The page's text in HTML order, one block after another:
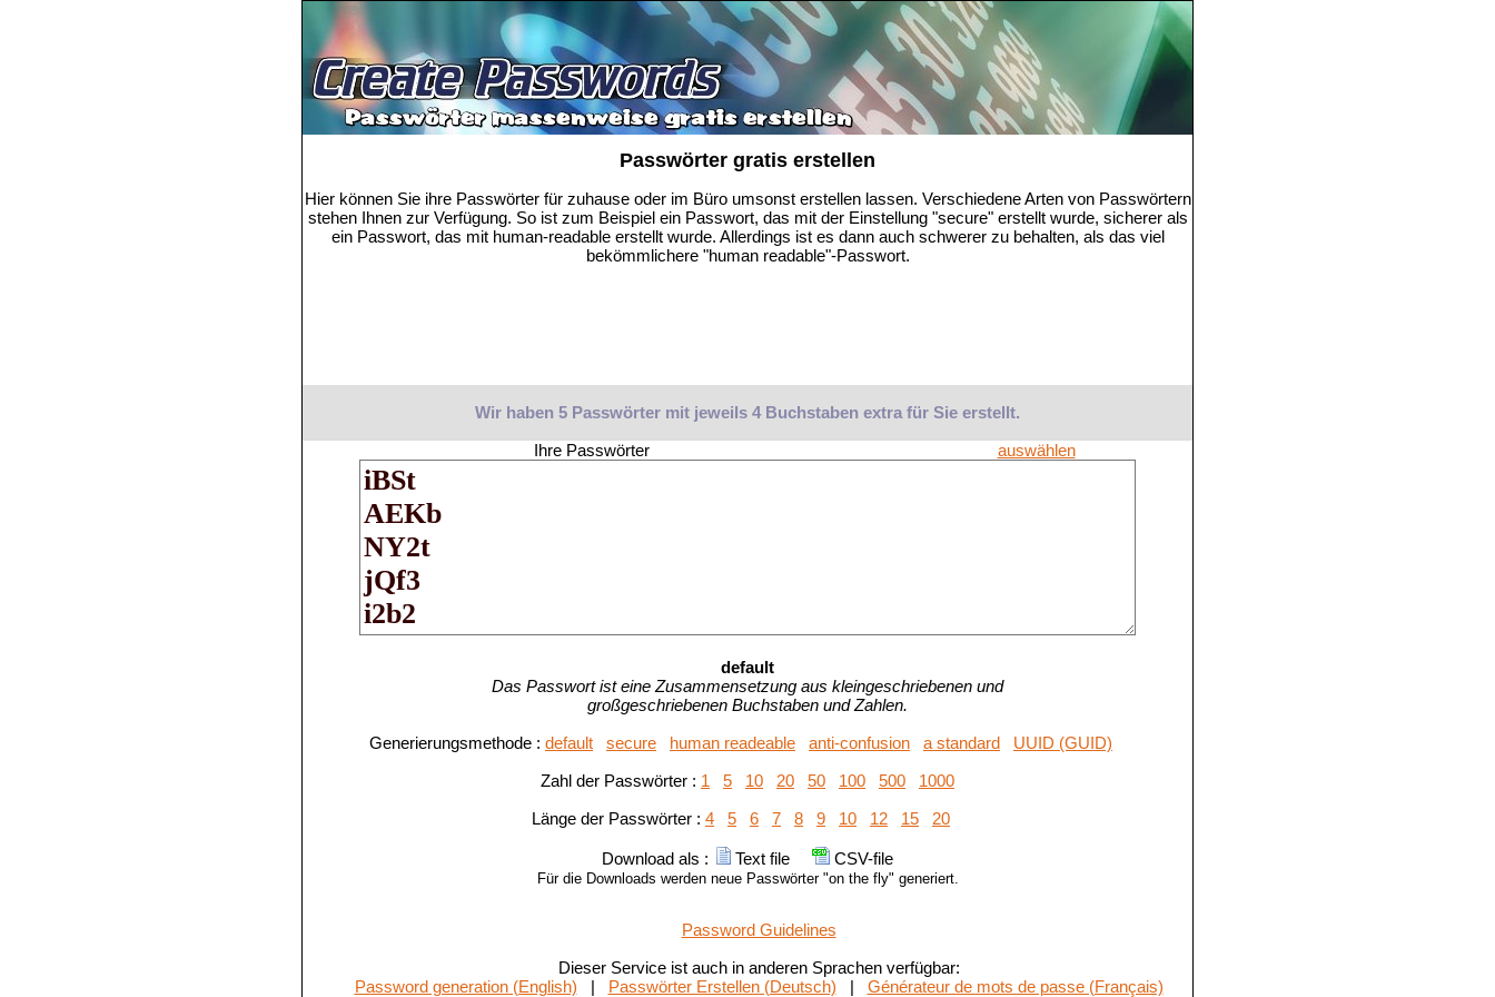
Passwörter gratis erstellen
Hier können Sie ihre Passwörter für zuhause oder im Büro umsonst erstellen lassen. Verschiedene Arten von Passwörtern
stehen Ihnen zur Verfügung. So ist zum Beispiel ein Passwort, das mit der Einstellung "secure" erstellt wurde, sicherer als
ein Passwort, das mit human-readable erstellt wurde. Allerdings ist es dann auch schwerer zu behalten, als das viel
bekömmlichere "human readable"-Passwort.
Wir haben 5 Passwörter mit jeweils 4 Buchstaben extra für Sie erstellt.
Ihre Passwörter
auswählen
default
Das Passwort ist eine Zusammensetzung aus kleingeschriebenen und
großgeschriebenen Buchstaben und Zahlen.
Generierungsmethode : default secure human readeable anti-confusion a standard
UUID (GUID)
Zahl der Passwörter : 1 5 10 20 50 100 500
1000
Länge der Passwörter : 4 5 6 7 8 9 10 12 15 20
Download als : Text file CSV-file
Für die Downloads werden neue Passwörter "on the fly" generiert.
Password Guidelines
Dieser Service ist auch in anderen Sprachen verfügbar:
Password generation (English) | Passwörter Erstellen (Deutsch) | Générateur de mots de passe (Français)